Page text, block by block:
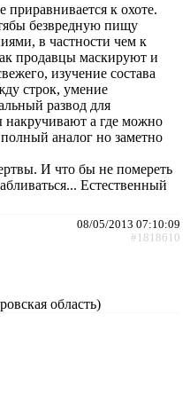
приравнивается к охоте.
безвредную пищу
в частности чем к
продавцы маскируют и
изучение состава
строк, умение
развод для
накручивают а где можно
аналог но заметно
И что бы не помереть
Естественный
08/05/2013 07:10:09
#1818610
область)